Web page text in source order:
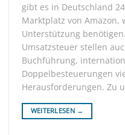
gibt es in Deutschland
Marktplatz von Amazon,
Unterstützung
Umsatzsteuer stellen
Buchführung,
Doppelbesteuerungen
Herausforderungen. Zu
WEITERLESEN →